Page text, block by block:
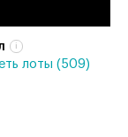
лоты (509)